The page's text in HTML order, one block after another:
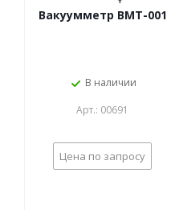
Вакуумметр ВМТ-001
В наличии
Арт.: 00691
Цена по запросу